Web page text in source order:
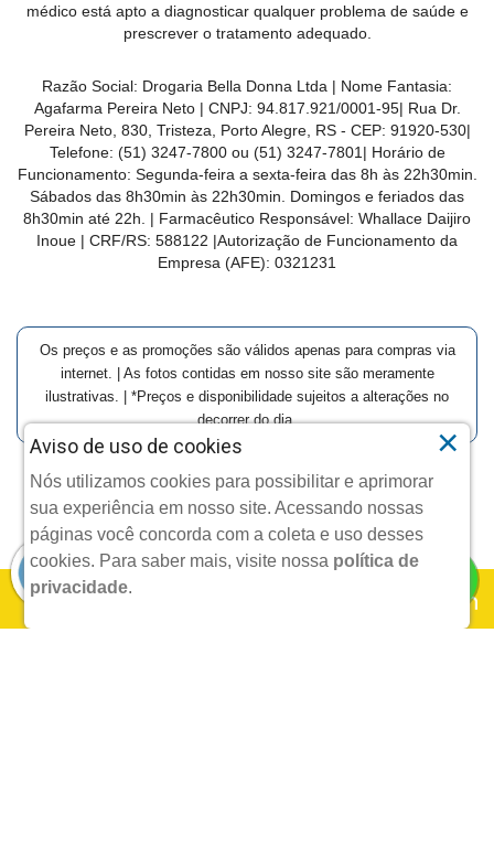
médico está apto a diagnosticar qualquer problema de saúde e
prescrever o tratamento adequado.
Razão Social: Drogaria Bella Donna Ltda | Nome Fantasia:
Agafarma Pereira Neto | CNPJ: 94.817.921/0001-95| Rua Dr.
Pereira Neto, 830, Tristeza, Porto Alegre, RS - CEP: 91920-530|
Telefone: (51) 3247-7800 ou (51) 3247-7801| Horário de
Funcionamento: Segunda-feira a sexta-feira das 8h às 22h30min.
Sábados das 8h30min às 22h30min. Domingos e feriados das
8h30min até 22h. | Farmacêutico Responsável: Whallace Daijiro
Inoue | CRF/RS: 588122 |Autorização de Funcionamento da
Empresa (AFE): 0321231
Os preços e as promoções são válidos apenas para compras via
internet. | As fotos contidas em nosso site são meramente
ilustrativas. | *Preços e disponibilidade sujeitos a alterações no
decorrer do dia.
Copyright © 2025 Agafarma Pereira Neto - Todos os
direitos reservados.
Aviso de uso de cookies
Nós utilizamos cookies para possibilitar e aprimorar
sua experiência em nosso site. Acessando nossas
páginas você concorda com a coleta e uso desses
cookies. Para saber mais, visite nossa política de
privacidade.
×